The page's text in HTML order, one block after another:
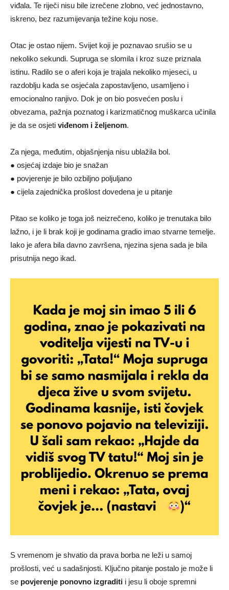
viđala. Te riječi nisu bile izrečene zlobno, već jednostavno,
iskreno, bez razumijevanja težine koju nose.
Otac je ostao nijem. Svijet koji je poznavao srušio se u
nekoliko sekundi. Supruga se slomila i kroz suze priznala
istinu. Radilo se o aferi koja je trajala nekoliko mjeseci, u
razdoblju kada se osjećala zapostavljeno, usamljeno i
emocionalno ranjivo. Dok je on bio posvećen poslu i
obvezama, pažnja poznatog i karizmatičnog muškarca učinila
je da se osjeti viđenom i željenom.
Za njega, međutim, objašnjenja nisu ublažila bol.
● osjećaj izdaje bio je snažan
● povjerenje je bilo ozbiljno poljuljano
● cijela zajednička prošlost dovedena je u pitanje
Pitao se koliko je toga još neizrečeno, koliko je trenutaka bilo
lažno, i je li brak koji je godinama gradio imao stvarne temelje.
Iako je afera bila davno završena, njezina sjena sada je bila
prisutnija nego ikad.
S vremenom je shvatio da prava borba ne leži u samoj
prošlosti, već u sadašnjosti. Ključno pitanje postalo je može li
se povjerenje ponovno izgraditi i jesu li oboje spremni